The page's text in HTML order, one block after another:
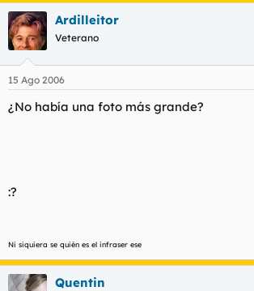
Ardilleitor
Veterano
15 Ago 2006
¿No había una foto más grande?
:?
Ni siquiera se quién es el infraser ese
Quentin